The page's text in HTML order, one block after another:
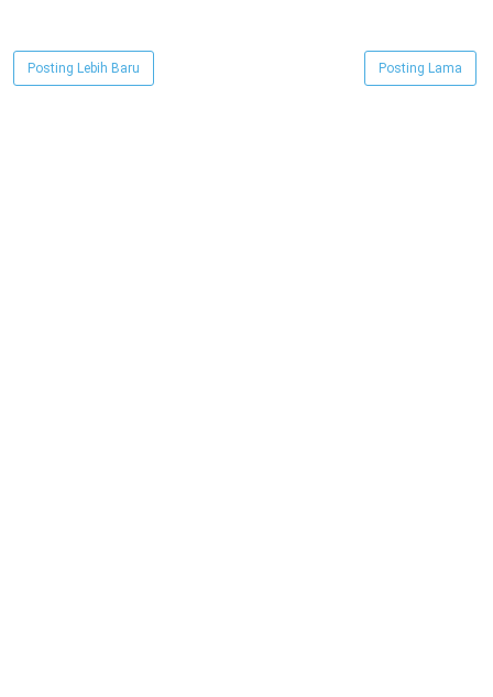
Posting Lebih Baru Posting Lama